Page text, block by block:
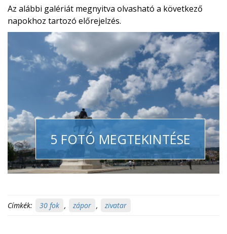
Az alábbi galériát megnyitva olvasható a következő
napokhoz tartozó előrejelzés.
5 FOTÓ MEGTEKINTÉSE
Címkék: 30 fok , zápor , zivatar